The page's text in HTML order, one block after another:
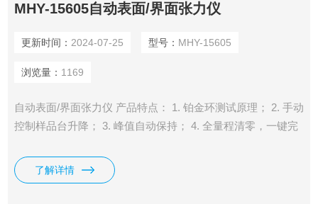
MHY-15605自动表面/界面张力仪
更新时间： 2024-07-25 型号： MHY-15605
浏览量： 1169
自动表面/界面张力仪 产品特点： 1. 铂金环测试原理； 2. 手动
控制样品台升降； 3. 峰值自动保持； 4. 全量程清零，一键完
了解详情